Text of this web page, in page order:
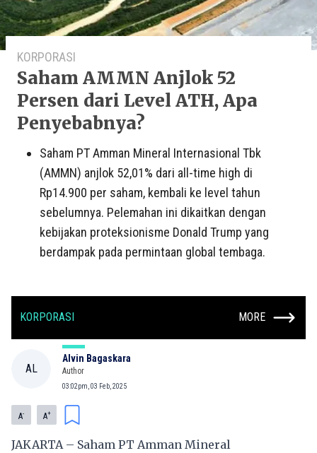
KORPORASI
Saham AMMN Anjlok 52
Persen dari Level ATH, Apa
Penyebabnya?
Saham PT Amman Mineral Internasional Tbk
(AMMN) anjlok 52,01% dari all-time high di
Rp14.900 per saham, kembali ke level tahun
sebelumnya. Pelemahan ini dikaitkan dengan
kebijakan proteksionisme Donald Trump yang
berdampak pada permintaan global tembaga.
KORPORASI MORE
AL
Alvin Bagaskara
Author
03:02pm, 03 Feb, 2025
A- A+
JAKARTA – Saham PT Amman Mineral